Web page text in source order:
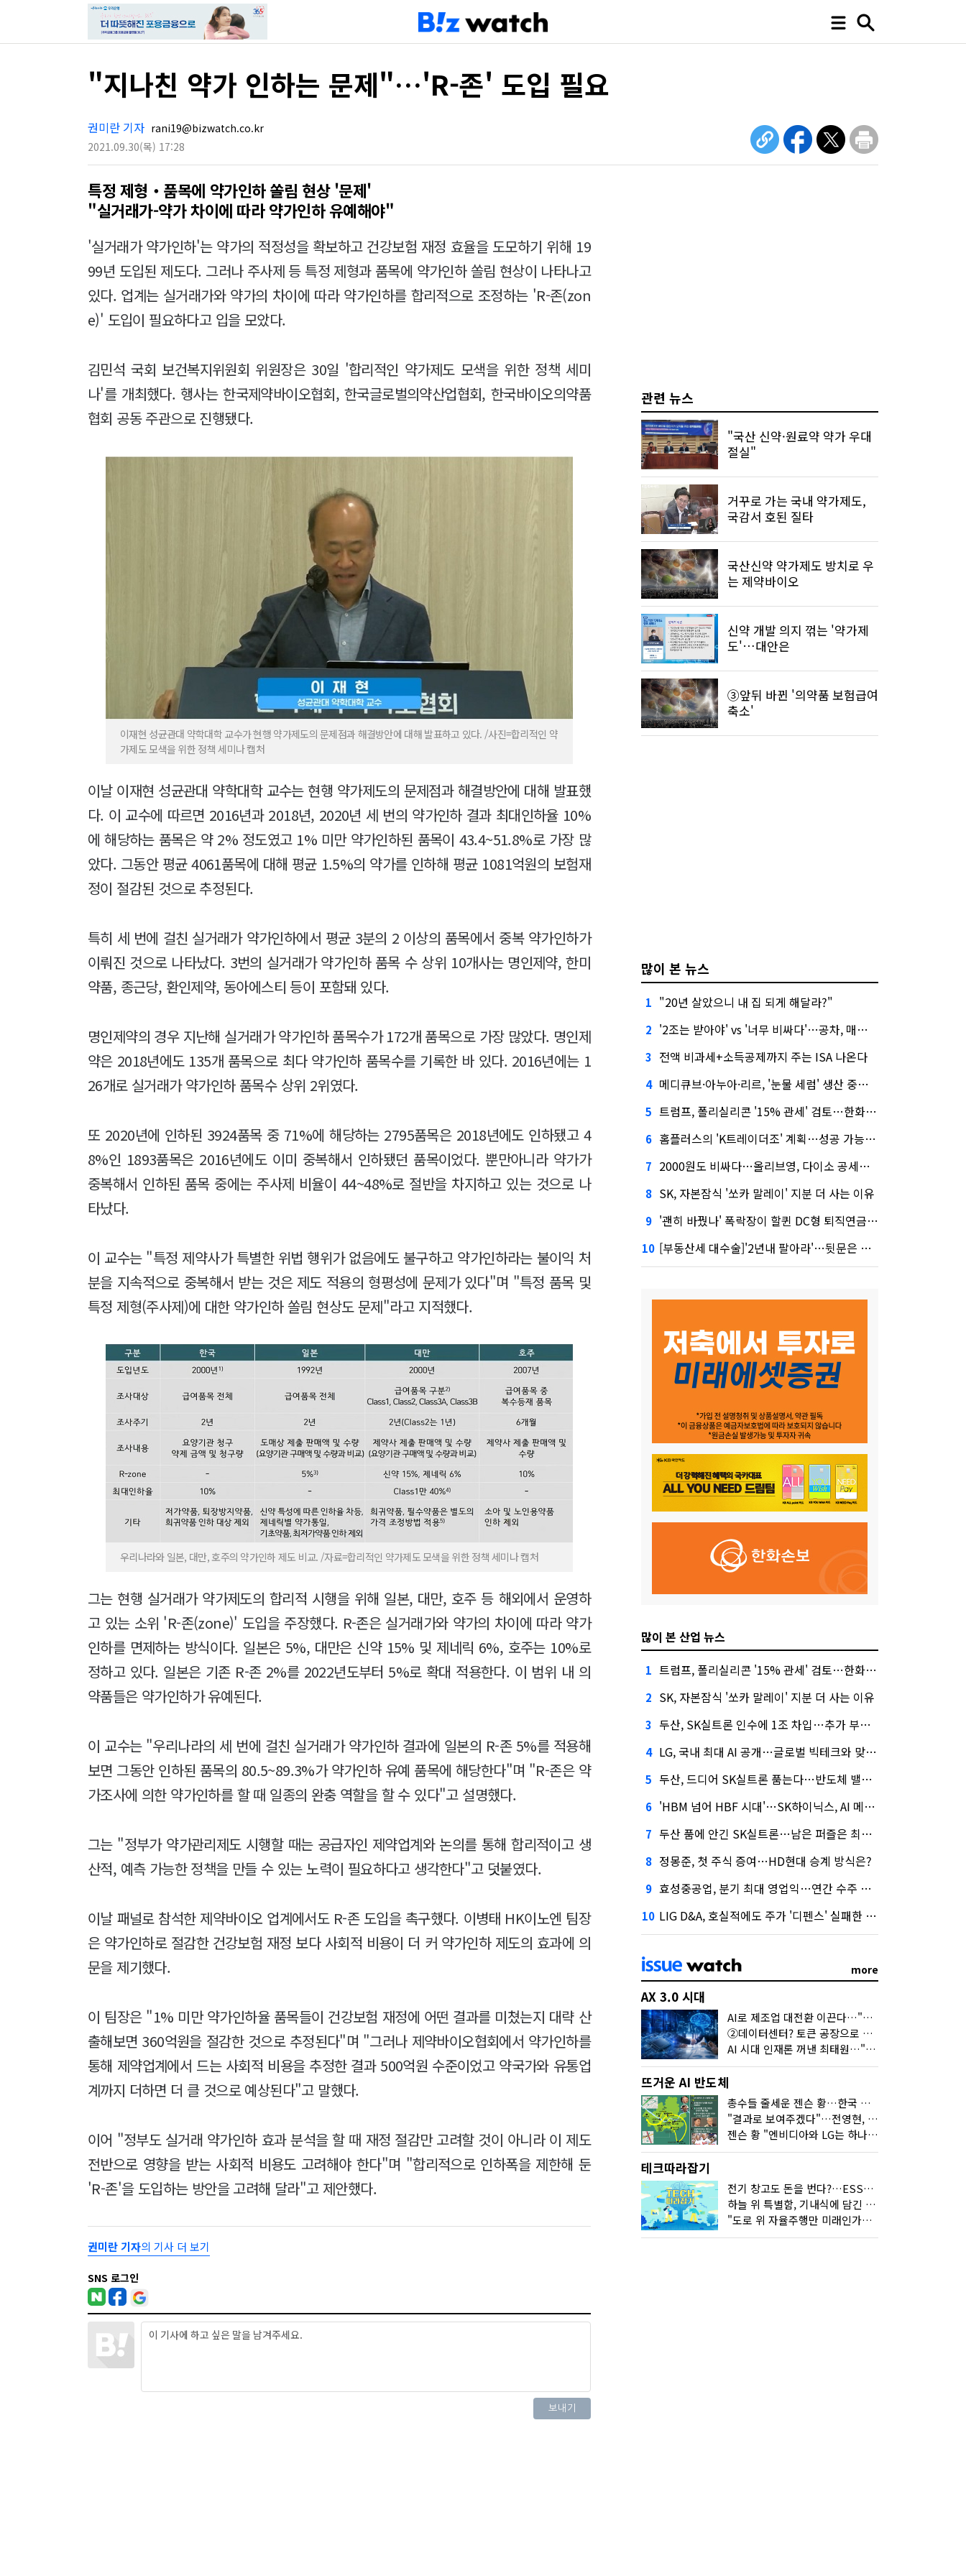
"지나친 약가 인하는 문제"…'R-존' 도입 필요
권미란 기자 rani19@bizwatch.co.kr
2021.09.30(목) 17:28
특정 제형‧품목에 약가인하 쏠림 현상 '문제'
"실거래가-약가 차이에 따라 약가인하 유예해야"
'실거래가 약가인하'는 약가의 적정성을 확보하고 건강보험 재정 효율을 도모하기 위해 19
99년 도입된 제도다. 그러나 주사제 등 특정 제형과 품목에 약가인하 쏠림 현상이 나타나고
있다. 업계는 실거래가와 약가의 차이에 따라 약가인하를 합리적으로 조정하는 'R-존(zon
e)' 도입이 필요하다고 입을 모았다.
김민석 국회 보건복지위원회 위원장은 30일 '합리적인 약가제도 모색을 위한 정책 세미
나'를 개최했다. 행사는 한국제약바이오협회, 한국글로벌의약산업협회, 한국바이오의약품
협회 공동 주관으로 진행됐다.
이재현 성균관대 약학대학 교수가 현행 약가제도의 문제점과 해결방안에 대해 발표하고 있다. /사진=합리적인 약
가제도 모색을 위한 정책 세미나 캡처
이날 이재현 성균관대 약학대학 교수는 현행 약가제도의 문제점과 해결방안에 대해 발표했
다. 이 교수에 따르면 2016년과 2018년, 2020년 세 번의 약가인하 결과 최대인하율 10%
에 해당하는 품목은 약 2% 정도였고 1% 미만 약가인하된 품목이 43.4~51.8%로 가장 많
았다. 그동안 평균 4061품목에 대해 평균 1.5%의 약가를 인하해 평균 1081억원의 보험재
정이 절감된 것으로 추정된다.
특히 세 번에 걸친 실거래가 약가인하에서 평균 3분의 2 이상의 품목에서 중복 약가인하가
이뤄진 것으로 나타났다. 3번의 실거래가 약가인하 품목 수 상위 10개사는 명인제약, 한미
약품, 종근당, 환인제약, 동아에스티 등이 포함돼 있다.
명인제약의 경우 지난해 실거래가 약가인하 품목수가 172개 품목으로 가장 많았다. 명인제
약은 2018년에도 135개 품목으로 최다 약가인하 품목수를 기록한 바 있다. 2016년에는 1
26개로 실거래가 약가인하 품목수 상위 2위였다.
또 2020년에 인하된 3924품목 중 71%에 해당하는 2795품목은 2018년에도 인하됐고 4
8%인 1893품목은 2016년에도 이미 중복해서 인하됐던 품목이었다. 뿐만아니라 약가가
중복해서 인하된 품목 중에는 주사제 비율이 44~48%로 절반을 차지하고 있는 것으로 나
타났다.
이 교수는 "특정 제약사가 특별한 위법 행위가 없음에도 불구하고 약가인하라는 불이익 처
분을 지속적으로 중복해서 받는 것은 제도 적용의 형평성에 문제가 있다"며 "특정 품목 및
특정 제형(주사제)에 대한 약가인하 쏠림 현상도 문제"라고 지적했다.
우리나라와 일본, 대만, 호주의 약가인하 제도 비교. /자료=합리적인 약가제도 모색을 위한 정책 세미나 캡처
그는 현행 실거래가 약가제도의 합리적 시행을 위해 일본, 대만, 호주 등 해외에서 운영하
고 있는 소위 'R-존(zone)' 도입을 주장했다. R-존은 실거래가와 약가의 차이에 따라 약가
인하를 면제하는 방식이다. 일본은 5%, 대만은 신약 15% 및 제네릭 6%, 호주는 10%로
정하고 있다. 일본은 기존 R-존 2%를 2022년도부터 5%로 확대 적용한다. 이 범위 내 의
약품들은 약가인하가 유예된다.
이 교수는 "우리나라의 세 번에 걸친 실거래가 약가인하 결과에 일본의 R-존 5%를 적용해
보면 그동안 인하된 품목의 80.5~89.3%가 약가인하 유예 품목에 해당한다"며 "R-존은 약
가조사에 의한 약가인하를 할 때 일종의 완충 역할을 할 수 있다"고 설명했다.
그는 "정부가 약가관리제도 시행할 때는 공급자인 제약업계와 논의를 통해 합리적이고 생
산적, 예측 가능한 정책을 만들 수 있는 노력이 필요하다고 생각한다"고 덧붙였다.
이날 패널로 참석한 제약바이오 업계에서도 R-존 도입을 촉구했다. 이병태 HK이노엔 팀장
은 약가인하로 절감한 건강보험 재정 보다 사회적 비용이 더 커 약가인하 제도의 효과에 의
문을 제기했다.
이 팀장은 "1% 미만 약가인하율 품목들이 건강보험 재정에 어떤 결과를 미쳤는지 대략 산
출해보면 360억원을 절감한 것으로 추정된다"며 "그러나 제약바이오협회에서 약가인하를
통해 제약업계에서 드는 사회적 비용을 추정한 결과 500억원 수준이었고 약국가와 유통업
계까지 더하면 더 클 것으로 예상된다"고 말했다.
이어 "정부도 실거래 약가인하 효과 분석을 할 때 재정 절감만 고려할 것이 아니라 이 제도
전반으로 영향을 받는 사회적 비용도 고려해야 한다"며 "합리적으로 인하폭을 제한해 둔
'R-존'을 도입하는 방안을 고려해 달라"고 제안했다.
권미란 기자의 기사 더 보기
SNS 로그인
관련 뉴스
"국산 신약·원료약 약가 우대
절실"
거꾸로 가는 국내 약가제도,
국감서 호된 질타
국산신약 약가제도 방치로 우
는 제약바이오
신약 개발 의지 꺾는 '약가제
도'…대안은
③앞뒤 바뀐 '의약품 보험급여
축소'
많이 본 뉴스
1 "20년 살았으니 내 집 되게 해달라?"
2 '2조는 받아야' vs '너무 비싸다'…공차, 매각 성공할까
3 전액 비과세+소득공제까지 주는 ISA 나온다
4 메디큐브·아누아·리르, '눈물 세럼' 생산 중단한다
5 트럼프, 폴리실리콘 '15% 관세' 검토…한화큐셀·OCI 영향은?
6 홈플러스의 'K트레이더조' 계획…성공 가능성은 '글쎄'
7 2000원도 비싸다…올리브영, 다이소 공세에 '가성비'로 맞불
8 SK, 자본잠식 '쏘카 말레이' 지분 더 사는 이유
9 '괜히 바꿨나' 폭락장이 할퀸 DC형 퇴직연금…전문가 조언은
10 [부동산세 대수술]'2년내 팔아라'…뒷문은 열었다
많이 본 산업 뉴스
1 트럼프, 폴리실리콘 '15% 관세' 검토…한화큐셀·OCI 영향은?
2 SK, 자본잠식 '쏘카 말레이' 지분 더 사는 이유
3 두산, SK실트론 인수에 1조 차입…추가 부담은?
4 LG, 국내 최대 AI 공개…글로벌 빅테크와 맞붙는다
5 두산, 드디어 SK실트론 품는다…반도체 밸류체인 위상 강화
6 'HBM 넘어 HBF 시대'…SK하이닉스, AI 메모리 표준 선점 나섰다
7 두산 품에 안긴 SK실트론…남은 퍼즐은 최태원 지분 29.4%
8 정몽준, 첫 주식 증여…HD현대 승계 방식은?
9 효성중공업, 분기 최대 영업익…연간 수주 목표 12조로
10 LIG D&A, 호실적에도 주가 '디펜스' 실패한 이유
more
AX 3.0 시대
AI로 제조업 대전환 이끈다…"2030년까지 민관합동 20조 투자"
②데이터센터? 토큰 공장으로 변신
AI 시대 인재론 꺼낸 최태원…"협업이 경쟁력"
뜨거운 AI 반도체
총수들 줄세운 젠슨 황…한국 산업계 새판 짰다
"결과로 보여주겠다"…전영현, 젠슨 황과 HBM5 논의
젠슨 황 "엔비디아와 LG는 하나의 거대한 팀"
테크따라잡기
전기 창고도 돈을 번다?…ESS의 '두뇌' EMO가 뭐길래
하늘 위 특별함, 기내식에 담긴 기술의 세계
"도로 위 자율주행만 미래인가요"…진흙탕서 길 내는 HD현대 AI 기술